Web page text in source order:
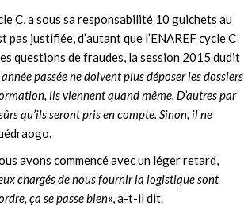
C, a sous sa responsabilité 10 guichets au
justifiée, d’autant que l’ENAREF cycle C
questions de fraudes, la session 2015 dudit
passée ne doivent plus déposer les dossiers
ils viennent quand même. D’autres par
qu’ils seront pris en compte. Sinon, il ne
avons commencé avec un léger retard,
chargés de nous fournir la logistique sont
ça se passe bien», a-t-il dit.